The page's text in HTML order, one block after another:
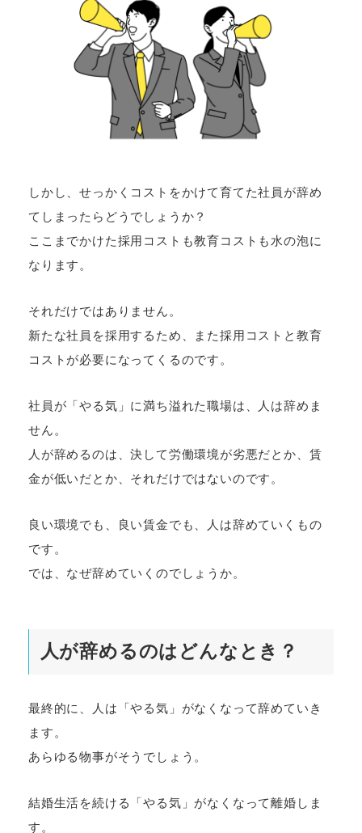
しかし、せっかくコストをかけて育てた社員が辞め
てしまったらどうでしょうか？
ここまでかけた採用コストも教育コストも水の泡に
なります。
それだけではありません。
新たな社員を採用するため、また採用コストと教育
コストが必要になってくるのです。
社員が「やる気」に満ち溢れた職場は、人は辞めま
せん。
人が辞めるのは、決して労働環境が劣悪だとか、賃
金が低いだとか、それだけではないのです。
良い環境でも、良い賃金でも、人は辞めていくもの
です。
では、なぜ辞めていくのでしょうか。
人が辞めるのはどんなとき？
最終的に、人は「やる気」がなくなって辞めていき
ます。
あらゆる物事がそうでしょう。
結婚生活を続ける「やる気」がなくなって離婚しま
す。